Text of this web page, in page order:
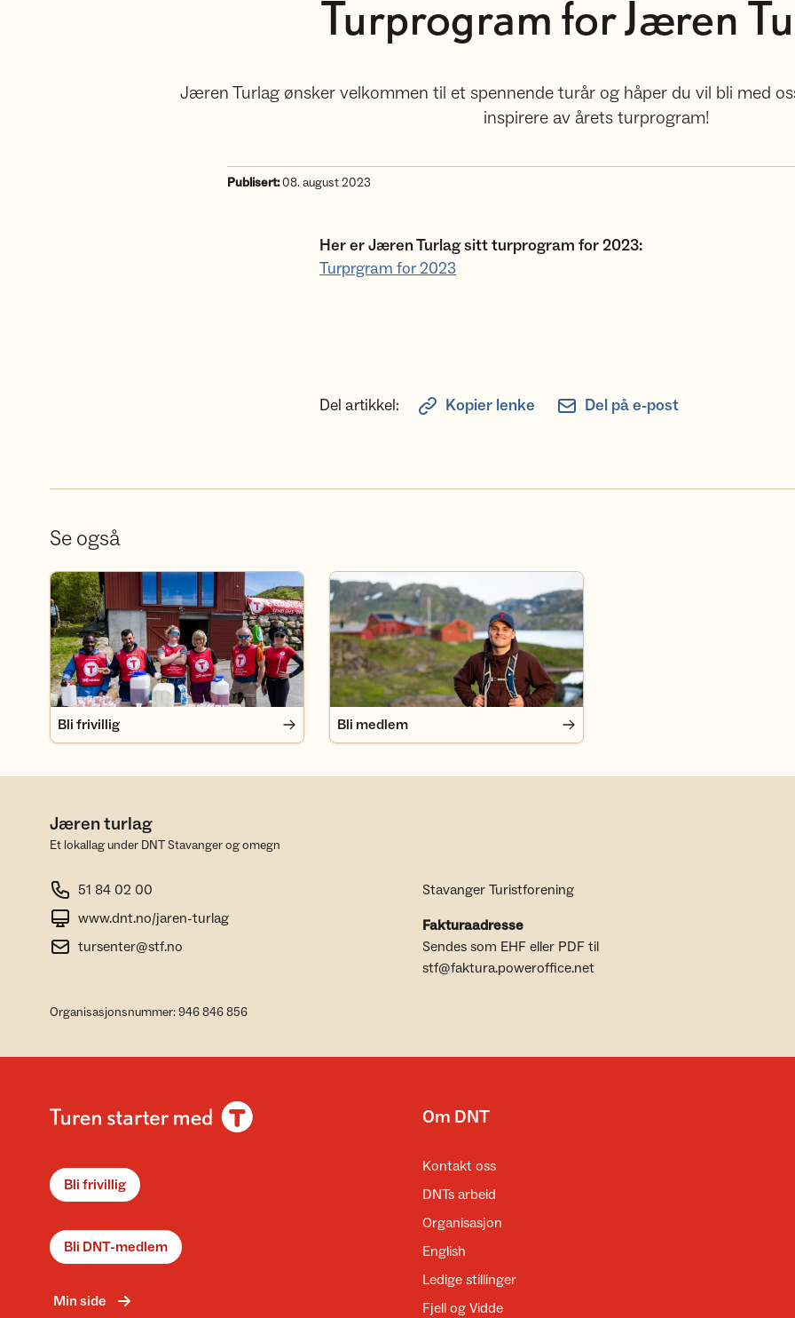
Turprogram for Jæren
Jæren Turlag ønsker velkommen til et spennende turår og håper du vil bli med
inspirere av årets turprogram!
Publisert:08. august 2023
Her er Jæren Turlag sitt turprogram for 2023:
Turprgram for 2023
Del artikkel: Kopier lenke Del på e-post
Se også
Bli frivillig
Bli frivillig
Bli medlem
Bli medlem
Jæren turlag
Et lokallag under DNT Stavanger og omegn
51 84 02 00
www.dnt.no/jaren-turlag
tursenter@stf.no
Stavanger Turistforening
Fakturaadresse
Sendes som EHF eller PDF til
stf@faktura.poweroffice.net
Organisasjonsnummer: 946 846 856
Bli frivillig
Bli DNT-medlem
Min side
Om DNT
Kontakt oss
DNTs arbeid
Organisasjon
English
Ledige stillinger
Fjell og Vidde